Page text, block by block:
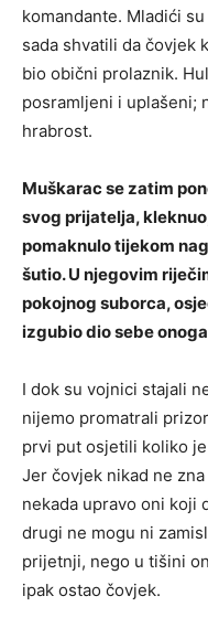
komandante. Mladići
sada shvatili da čovjek
bio obični prolaznik.
posramljeni i uplašeni;
hrabrost.
Muškarac se zatim
svog prijatelja,
pomaknulo tijekom
šutio. U njegovim
pokojnog suborca,
izgubio dio sebe
I dok su vojnici stajali
nijemo promatrali
prvi put osjetili koliko
Jer čovjek nikad ne
nekada upravo oni koji
drugi ne mogu ni
prijetnji, nego u tišini
ipak ostao čovjek.